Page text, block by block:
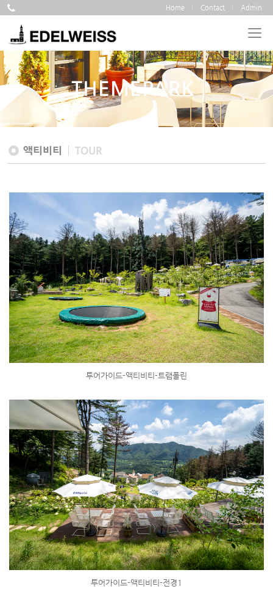
Home Contact Admin
THEMEPARK
액티비티 TOUR
투어가이드-액티비티-트램폴린
투어가이드-액티비티-전경1